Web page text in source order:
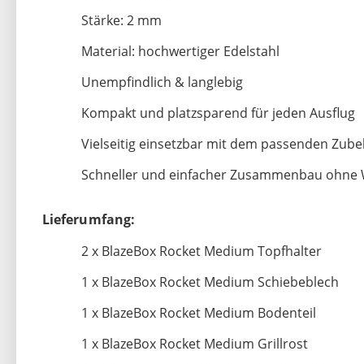
Stärke: 2 mm
Material: hochwertiger Edelstahl
Unempfindlich & langlebig
Kompakt und platzsparend für jeden Ausflug
Vielseitig einsetzbar mit dem passenden
Schneller und einfacher Zusammenbau ohne
Lieferumfang:
2 x BlazeBox Rocket Medium Topfhalter
1 x BlazeBox Rocket Medium Schiebeblech
1 x BlazeBox Rocket Medium Bodenteil
1 x BlazeBox Rocket Medium Grillrost